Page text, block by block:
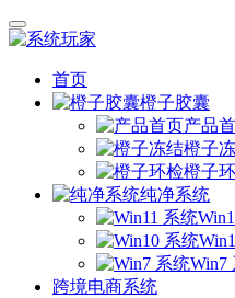
首页
橙子胶囊
产品
橙子
橙子
纯净系统
Win7
跨境电商系统